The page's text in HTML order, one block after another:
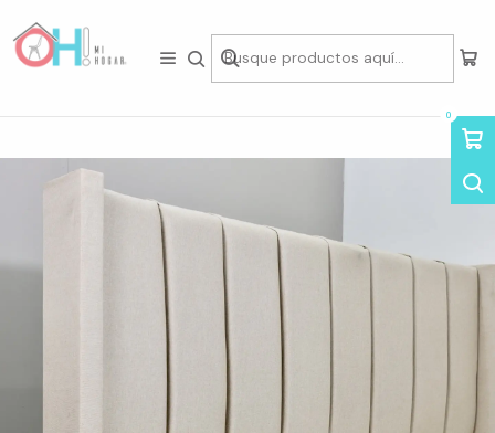
0
Inicio Dormitorio Respaldos de Cama
Respaldo de Cama Tubular Vertical